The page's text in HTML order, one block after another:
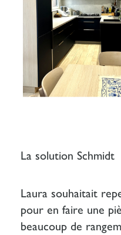
La solution Schmidt
Laura souhaitait
pour en faire une
beaucoup de